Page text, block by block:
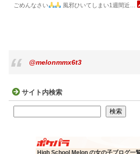
ごめんなさい
風邪ひいてしまい1週間近…
@melonmmx6t3
サイト内検索
検索